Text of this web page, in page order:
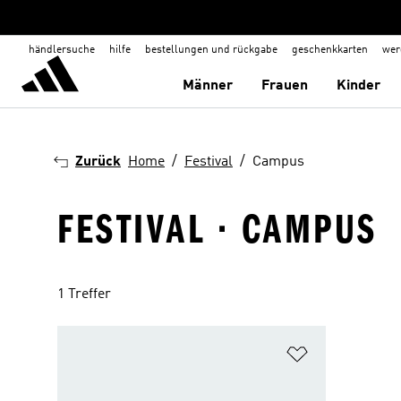
händlersuche hilfe bestellungen und rückgabe geschenkkarten
Männer Frauen Kinder
Zurück Home Festival Campus
FESTIVAL · CAMPUS
1 Treffer